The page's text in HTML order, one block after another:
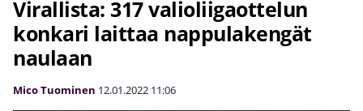
Virallista: 317 valioliigaottelun
konkari laittaa nappulakengät
naulaan
Mico Tuominen 12.01.2022 11:06